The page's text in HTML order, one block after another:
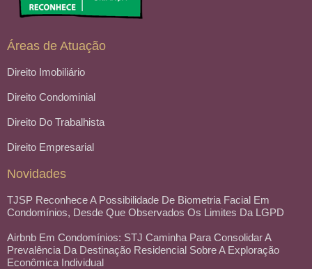
Áreas de Atuação
Direito Imobiliário
Direito Condominial
Direito Do Trabalhista
Direito Empresarial
Novidades
TJSP Reconhece A Possibilidade De Biometria Facial Em
Condomínios, Desde Que Observados Os Limites Da LGPD
Airbnb Em Condomínios: STJ Caminha Para Consolidar A
Prevalência Da Destinação Residencial Sobre A Exploração
Econômica Individual